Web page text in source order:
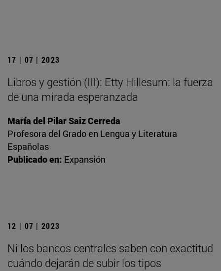
17 | 07 | 2023
Libros y gestión (III): Etty Hillesum: la fuerza
de una mirada esperanzada
María del Pilar Saiz Cerreda
Profesora del Grado en Lengua y Literatura
Españolas
Publicado en: Expansión
12 | 07 | 2023
Ni los bancos centrales saben con exactitud
cuándo dejarán de subir los tipos